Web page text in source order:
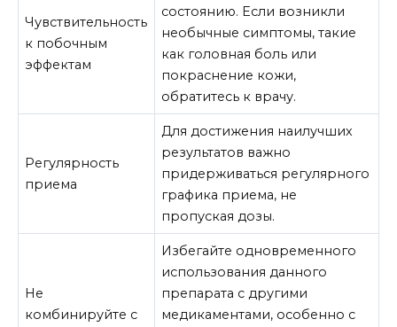
Чувствительность
к побочным
эффектам
состоянию. Если возникли
необычные симптомы, такие
как головная боль или
покраснение кожи,
обратитесь к врачу.
Регулярность
приема
Для достижения наилучших
результатов важно
придерживаться регулярного
графика приема, не
пропуская дозы.
Не
комбинируйте с
Избегайте одновременного
использования данного
препарата с другими
медикаментами, особенно с